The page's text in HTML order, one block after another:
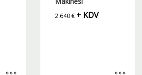
2.640€ + KDV